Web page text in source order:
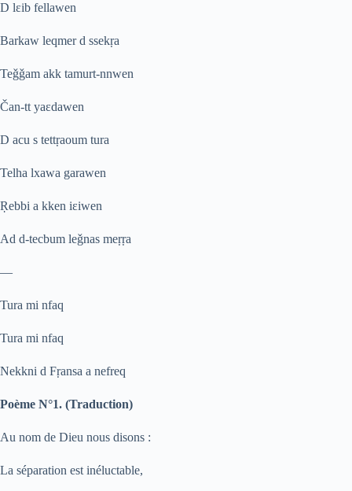
D lɛib fellawen
Barkaw leqmer d ssekṛa
Teǧǧam akk tamurt-nnwen
Čan-tt yaɛdawen
D acu s tettṛaoum tura
Telha lxawa garawen
Ṛebbi a kken iɛiwen
Ad d-tecbum leǧnas meṛṛa
—
Tura mi nfaq
Tura mi nfaq
Nekkni d Fṛansa a nefreq
Poème N°1. (Traduction)
Au nom de Dieu nous disons :
La séparation est inéluctable,